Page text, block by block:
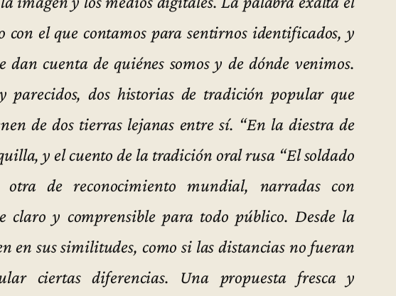
con el que contamos para sentirnos identificados, y
cuenta de quiénes somos y de dónde venimos.
parecidos, dos historias de tradición popular que
de dos tierras lejanas entre sí. “En la diestra de
y el cuento de la tradición oral rusa “El soldado
de reconocimiento mundial, narradas con
claro y comprensible para todo público. Desde la
en sus similitudes, como si las distancias no fueran
ciertas diferencias. Una propuesta fresca y